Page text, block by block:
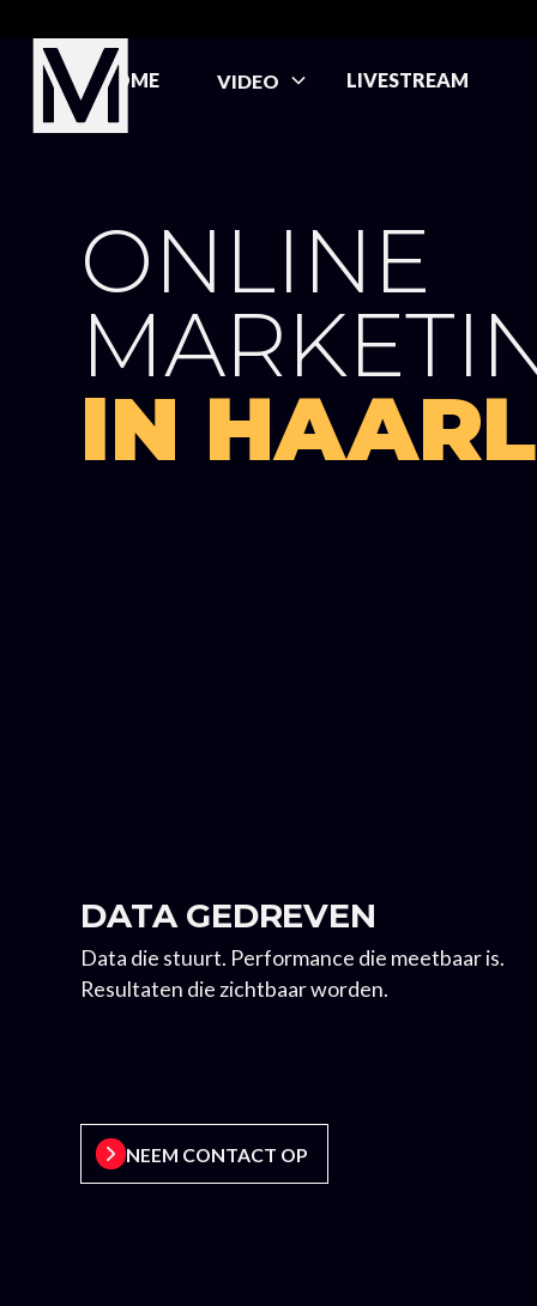
HOME VIDEO LIVESTREAM
ONLINE
IN
DATA GEDREVEN
Data die stuurt. Performance die meetbaar is.
Resultaten die zichtbaar worden.
NEEM CONTACT OP